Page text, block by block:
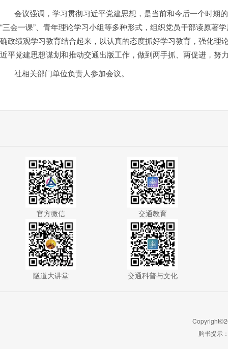
会议强调，学习贯彻习近平党建思想，是当前和今后一个时期
“三会一课”、青年理论学习小组等多种形式，组织党员干部读原
确政绩观学习教育结合起来，以认真的态度抓好学习教育，强化
近平党建思想谋划和推动交通出版工作，做到两手抓、两促进，努
社相关部门单位负责人参加会议。
官方微信 交通教育
隧道大讲堂 交通科普与文化
购书提示